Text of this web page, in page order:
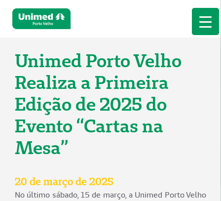
Unimed Porto Velho
Realiza a Primeira
Edição de 2025 do
Evento “Cartas na
Mesa”
20 de março de 2025
No último sábado, 15 de março, a Unimed Porto Velho